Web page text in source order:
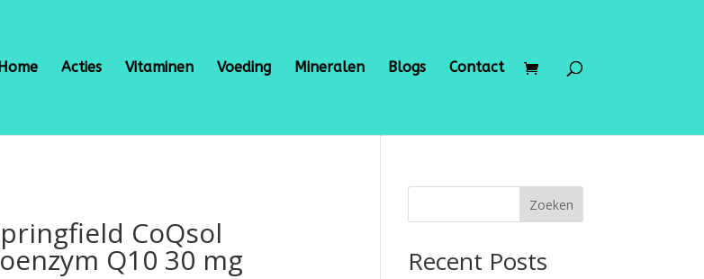
Acties Vitaminen Voeding Mineralen Blogs Contact
CoQsol
Q10 30 mg
Zoeken
Recent Posts